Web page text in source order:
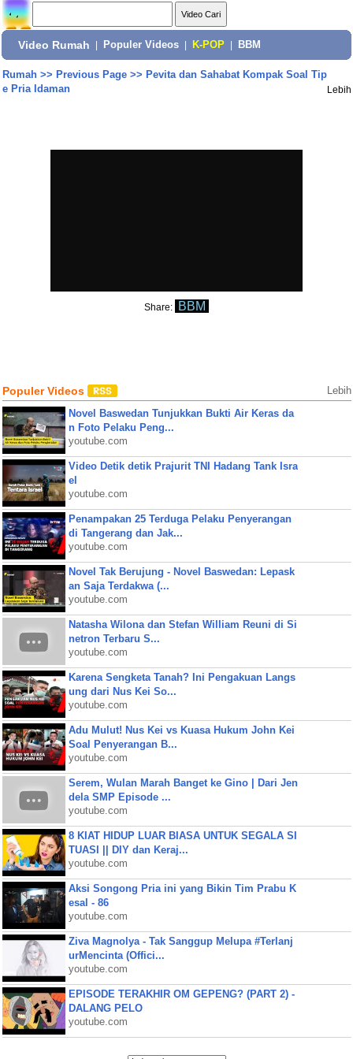
Video Rumah Populer Videos K-POP BBM
Rumah>> Previous Page>> Pevita dan Sahabat Kompak Soal Tip
e Pria Idaman
Lebih
Share: BBM
Populer Videos Lebih
Novel Baswedan Tunjukkan Bukti Air Keras da
n Foto Pelaku Peng...
youtube.com
Video Detik detik Prajurit TNI Hadang Tank Isra
el
youtube.com
Penampakan 25 Terduga Pelaku Penyerangan
di Tangerang dan Jak...
youtube.com
Novel Tak Berujung - Novel Baswedan: Lepask
an Saja Terdakwa (...
youtube.com
Natasha Wilona dan Stefan William Reuni di Si
netron Terbaru S...
youtube.com
Karena Sengketa Tanah? Ini Pengakuan Langs
ung dari Nus Kei So...
youtube.com
Adu Mulut! Nus Kei vs Kuasa Hukum John Kei
Soal Penyerangan B...
youtube.com
Serem, Wulan Marah Banget ke Gino | Dari Jen
dela SMP Episode ...
youtube.com
8 KIAT HIDUP LUAR BIASA UNTUK SEGALA SI
TUASI || DIY dan Keraj...
youtube.com
Aksi Songong Pria ini yang Bikin Tim Prabu K
esal - 86
youtube.com
Ziva Magnolya - Tak Sanggup Melupa #Terlanj
urMencinta (Offici...
youtube.com
EPISODE TERAKHIR OM GEPENG? (PART 2) -
DALANG PELO
youtube.com